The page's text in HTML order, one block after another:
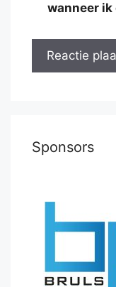
wanneer ik
Sponsors